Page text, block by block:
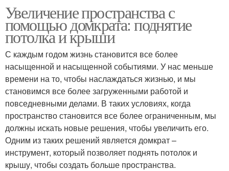
Увеличение пространства с
помощью домкрата: поднятие
потолка и крыши
С каждым годом жизнь становится все более
насыщенной и насыщенной событиями. У нас меньше
времени на то, чтобы наслаждаться жизнью, и мы
становимся все более загруженными работой и
повседневными делами. В таких условиях, когда
пространство становится все более ограниченным, мы
должны искать новые решения, чтобы увеличить его.
Одним из таких решений является домкрат –
инструмент, который позволяет поднять потолок и
крышу, чтобы создать больше пространства.